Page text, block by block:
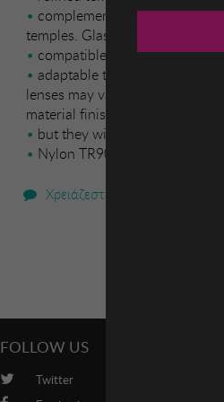
complementing the modern
temples. Glasses: - Polarized:
compatible with progressive
adaptable to your visual
lenses may vary slightly from
material finish
but they will always retain
Nylon TR90
Χρειάζεστε βοήθεια;
FOLLOW US
Twitter